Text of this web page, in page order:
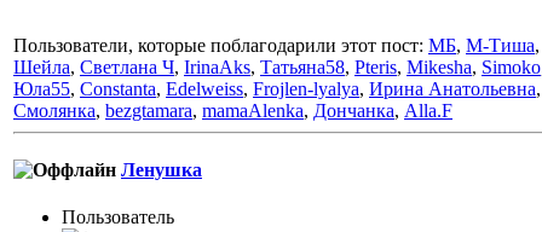
Пользователи, которые поблагодарили этот пост: МБ, М-Тиша
Шейла, Светлана Ч, IrinaAks, Татьяна58, Pteris, Mikesha, Simoko
Юла55, Constanta, Edelweiss, Frojlen-lyalya, Ирина Анатольевна
Смолянка, bezgtamara, mamaAlenka, Дончанка, Alla.F
Ленушка
Пользовaтeль